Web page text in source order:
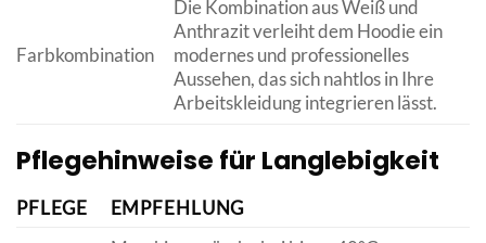
Farbkombination
Die Kombination aus Weiß und
Anthrazit verleiht dem Hoodie ein
modernes und professionelles
Aussehen, das sich nahtlos in Ihre
Arbeitskleidung integrieren lässt.
Pflegehinweise für Langlebigkeit
PFLEGE EMPFEHLUNG